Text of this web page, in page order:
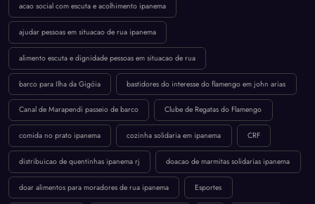
acao social com escuta e acolhimento ipanema
ajudar pessoas em situacao de rua ipanema
alimento escuta e dignidade pessoas em situacao de rua
barco para Ilha da Gigóia bastidores do interesse do flamengo em john arias
Canal de Marapendi passeio de barco Clube de Regatas do Flamengo
comida no prato ipanema cozinha solidaria em ipanema CRF
distribuicao de quentinhas ipanema rj doacao de marmitas solidarias ipanema
doar alimentos para moradores de rua ipanema Esportes